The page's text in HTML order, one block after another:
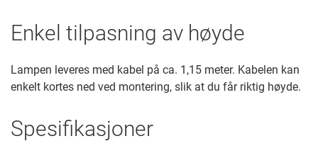
Enkel tilpasning av høyde
Lampen leveres med kabel på ca. 1,15 meter. Kabelen kan
enkelt kortes ned ved montering, slik at du får riktig høyde.
Spesifikasjoner